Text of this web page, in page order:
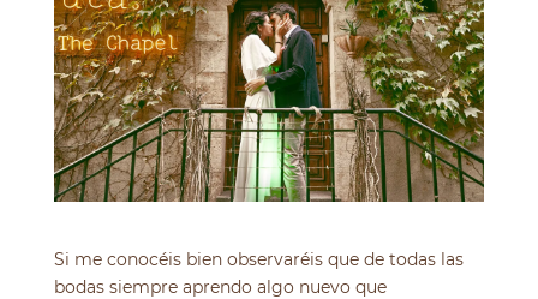
Si me conocéis bien observaréis que de todas las
bodas siempre aprendo algo nuevo que